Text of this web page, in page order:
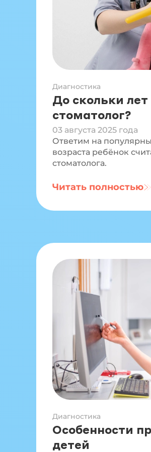
Диагностика
До скольки
стоматолог?
03 августа 2025 года
Ответим на
возраста ребёнок
стоматолога.
Читать полностью
Диагностика
Особенности
детей